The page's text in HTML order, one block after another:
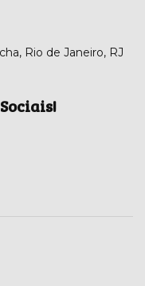
Rio de Janeiro, RJ